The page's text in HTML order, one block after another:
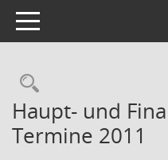
Toggle navigation
Haupt- und
Termine 2011